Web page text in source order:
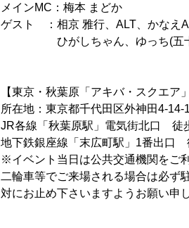
メインMC：梅本 まどか
ゲスト ：相京 雅行、ALT、かなえ
ひがしちゃん、ゆっち(五
【東京・秋葉原「アキバ・スクエア
所在地：東京都千代田区外神田4-14-
JR各線「秋葉原駅」電気街北口 徒
地下鉄銀座線「末広町駅」1番出口
※イベント当日は公共交通機関をご
二輪車等でご来場される場合は必ず
対にお止め下さいますようお願い申